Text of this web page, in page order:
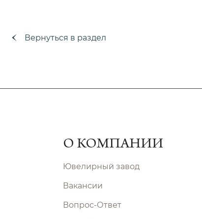
Вернуться в раздел
О КОМПАНИИ
Ювелирный завод
Вакансии
Вопрос-Ответ